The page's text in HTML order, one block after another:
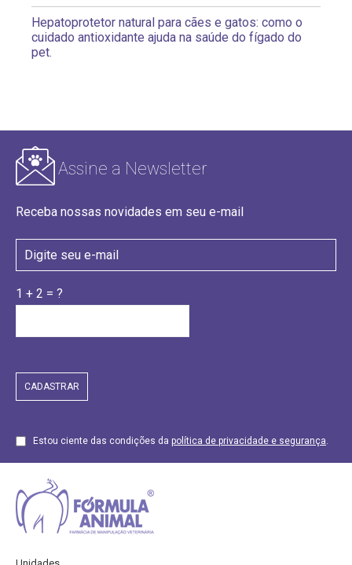
Hepatoprotetor natural para cães e gatos: como o
cuidado antioxidante ajuda na saúde do fígado do
pet.
Assine a Newsletter
Receba nossas novidades em seu e-mail
1 + 2 = ?
Estou ciente das condições da política de privacidade e segurança.